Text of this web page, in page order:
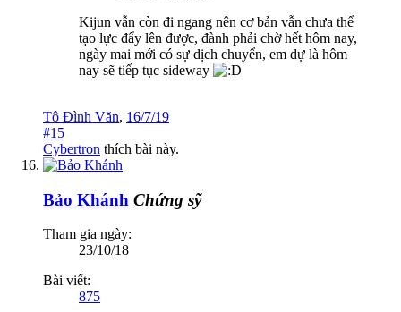
Kijun vẫn còn đi ngang nên cơ bản vẫn chưa thể
tạo lực đẩy lên được, đành phải chờ hết hôm nay,
ngày mai mới có sự dịch chuyển, em dự là hôm
nay sẽ tiếp tục sideway
Tô Đình Văn, 16/7/19
#15
Cybertron thích bài này.
Bảo Khánh Chứng sỹ
Tham gia ngày:
23/10/18
Bài viết:
875